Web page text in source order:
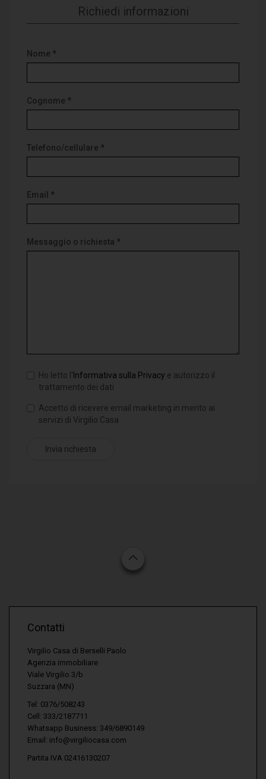
Richiedi informazioni
Nome *
Cognome *
Telefono/cellulare *
Email *
Messaggio o richiesta *
Ho letto l' Informativa sulla Privacy e autorizzo il
trattamento dei dati
Accetto di ricevere email marketing in merito ai
servizi di Virgilio Casa
Contatti
Virgilio Casa di Berselli Paolo
Agenzia immobiliare
Viale Virgilio 3/b
Suzzara (MN)
Tel: 0376/508243
Cell: 333/2187711
Whatsapp Business: 349/6890149
Email: info@virgiliocasa.com
Partita IVA 02416130207